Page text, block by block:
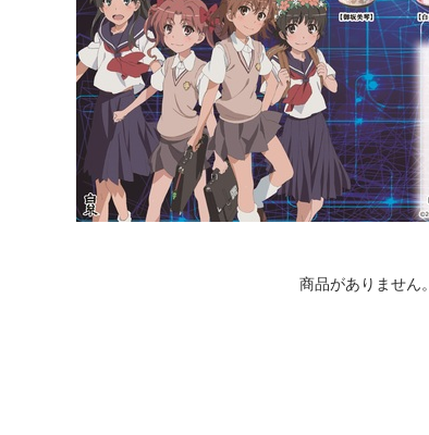
商品がありません。